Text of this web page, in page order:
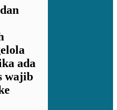
ada
wajib